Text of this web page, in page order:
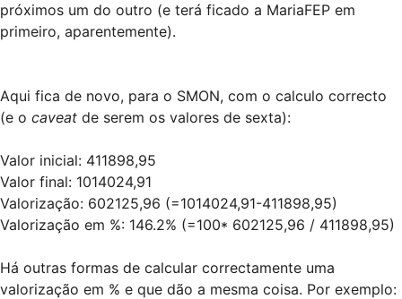
próximos um do outro (e terá ficado a MariaFEP em
primeiro, aparentemente).
Aqui fica de novo, para o SMON, com o calculo correcto
(e o caveat de serem os valores de sexta):
Valor inicial: 411898,95
Valor final: 1014024,91
Valorização: 602125,96 (=1014024,91-411898,95)
Valorização em %: 146.2% (=100* 602125,96 / 411898,95)
Há outras formas de calcular correctamente uma
valorização em % e que dão a mesma coisa. Por exemplo: